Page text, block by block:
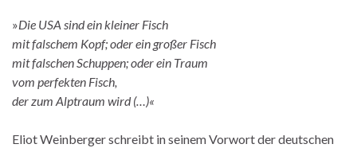
»Die USA sind ein kleiner Fisch
mit falschem Kopf; oder ein großer Fisch
mit falschen Schuppen; oder ein Traum
vom perfekten Fisch,
der zum Alptraum wird (…)«
Eliot Weinberger schreibt in seinem Vorwort der deutschen